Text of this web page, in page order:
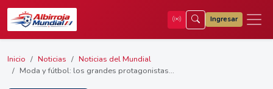
Ingresar
Inicio Noticias
Noticias del Mundial
Moda y fútbol: los grandes protagonistas...